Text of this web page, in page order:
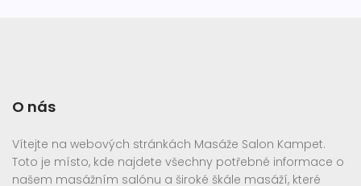
O nás
Vítejte na webových stránkách Masáže Salon Kampet.
Toto je místo, kde najdete všechny potřebné informace o
našem masážním salónu a široké škále masáží, které